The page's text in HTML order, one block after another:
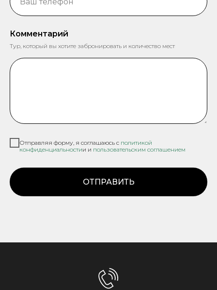
Комментарий
Тур, который вы хотите забронировать и количество мест
Отправляя форму, я соглашаюсь с политикой
конфиденциальностии и пользовательским соглашением
ОТПРАВИТЬ